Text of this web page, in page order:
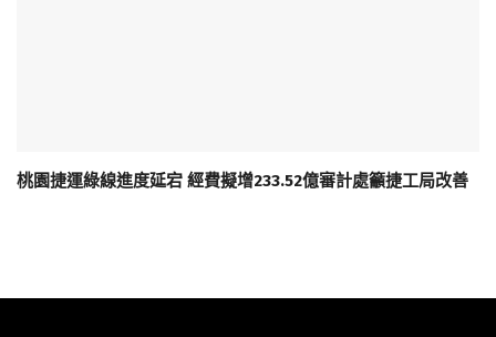
桃園捷運綠線進度延宕 經費擬增233.52億審計處籲捷工局改善